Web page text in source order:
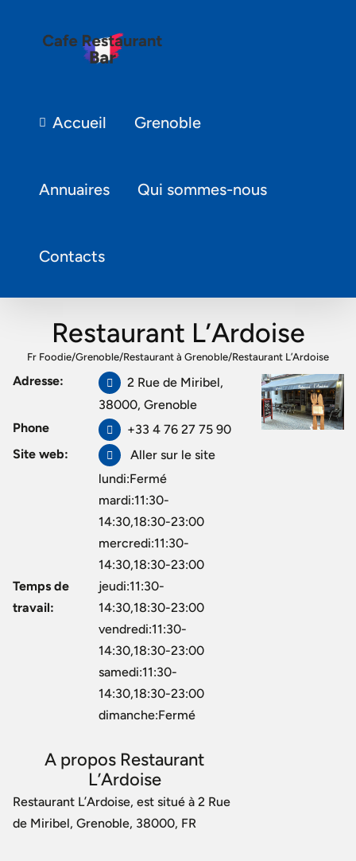
Accueil Grenoble
Annuaires Qui sommes-nous
Contacts
Restaurant L’Ardoise
Fr Foodie/Grenoble/Restaurant à Grenoble/Restaurant L’Ardoise
Adresse:
2 Rue de Miribel,
38000, Grenoble
Phone
+33 4 76 27 75 90
Site web:
Aller sur le site
Temps de
travail:
lundi:Fermé
mardi:11:30-
14:30,18:30-23:00
mercredi:11:30-
14:30,18:30-23:00
jeudi:11:30-
14:30,18:30-23:00
vendredi:11:30-
14:30,18:30-23:00
samedi:11:30-
14:30,18:30-23:00
dimanche:Fermé
A propos Restaurant
L’Ardoise
Restaurant L’Ardoise, est situé à 2 Rue
de Miribel, Grenoble, 38000, FR